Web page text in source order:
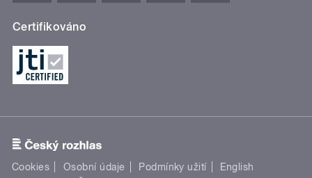
Certifikováno
Cookies Osobní údaje Podmínky užití
English